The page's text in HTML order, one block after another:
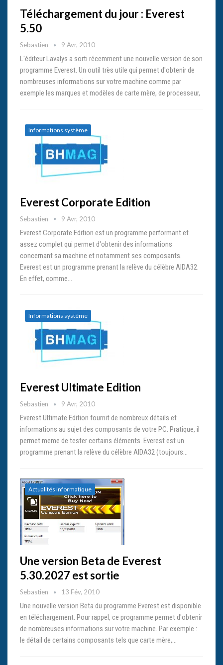
Téléchargement du jour : Everest
5.50
Sebastien 9 Avr, 2010
L'éditeur Lavalys a sorti récemment une nouvelle version de son
programme Everest. Un outil très utile qui permet d'obtenir de
nombreuses informations sur votre machine comme par
exemple les marques et modèles de carte mère, de processeur,
Informations système
Everest Corporate Edition
Sebastien 9 Avr, 2010
Everest Corporate Edition est un programme performant et
assez complet qui permet d'obtenir des informations
concernant sa machine et notamment ses composants.
Everest est un programme prenant la relève du célèbre AIDA32.
En effet, comme…
Informations système
Everest Ultimate Edition
Sebastien 9 Avr, 2010
Everest Ultimate Edition fournit de nombreux détails et
informations au sujet des composants de votre PC. Pratique, il
permet meme de tester certains éléments. Everest est un
programme prenant la relève du célèbre AIDA32 (toujours…
Actualités informatique
Une version Beta de Everest
5.30.2027 est sortie
Sebastien 13 Fév, 2010
Une nouvelle version Beta du programme Everest est disponible
en téléchargement. Pour rappel, ce programme permet d'obtenir
de nombreuses informations sur votre machine. Par exemple :
le détail de certains composants tels que carte mère,…